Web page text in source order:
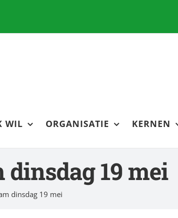
WIL ORGANISATIE KERNEN
dinsdag 19 mei
dinsdag 19 mei